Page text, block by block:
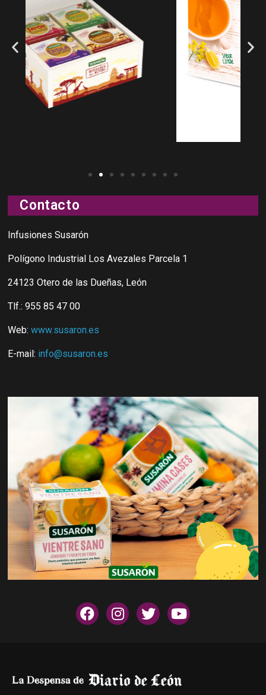
Contacto
Infusiones Susarón
Polígono Industrial Los Avezales Parcela 1
24123 Otero de las Dueñas, León
Tlf.:955 85 47 00
Web:www.susaron.es
E-mail: info@susaron.es